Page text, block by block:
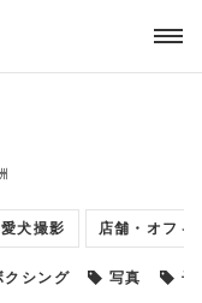
犬撮影 店舗・オフィ
クシング 写真 子